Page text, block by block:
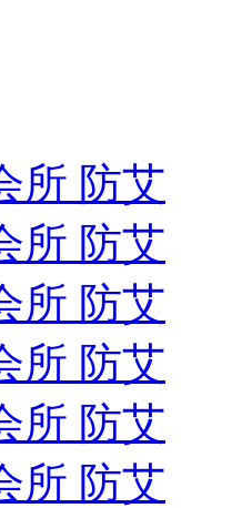
所 防艾
所 防艾
所 防艾
所 防艾
所 防艾
所 防艾